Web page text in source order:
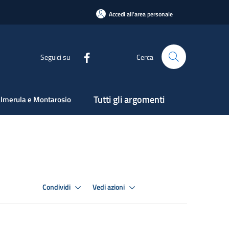
Accedi all'area personale
Seguici su Cerca
e Montarosio Tutti gli argomenti
Condividi Vedi azioni